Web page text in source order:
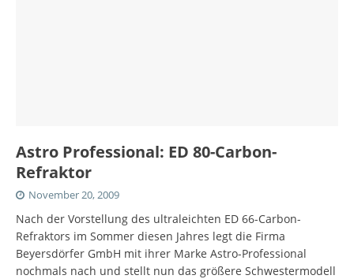
Astro Professional: ED 80-Carbon-
Refraktor
November 20, 2009
Nach der Vorstellung des ultraleichten ED 66-Carbon-
Refraktors im Sommer diesen Jahres legt die Firma
Beyersdörfer GmbH mit ihrer Marke Astro-Professional
nochmals nach und stellt nun das größere Schwestermodell